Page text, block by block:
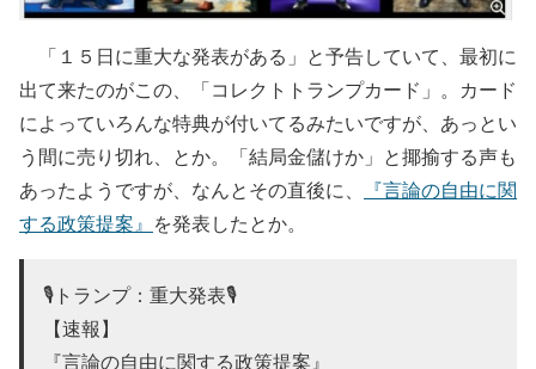
「１５日に重大な発表がある」と予告していて、最初に
出て来たのがこの、「コレクトトランプカード」。カード
によっていろんな特典が付いてるみたいですが、あっとい
う間に売り切れ、とか。「結局金儲けか」と揶揄する声も
あったようですが、なんとその直後に、
『言論の自由に関
する政策提案』 を発表したとか。
🎙️トランプ：重大発表🎙️
【速報】
『言論の自由に関する政策提案』